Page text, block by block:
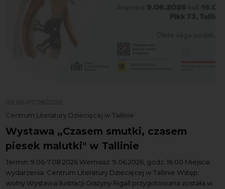
09.06-07.08/2026
Centrum Literatury Dziecięcej w Tallinie
Wystawa „Czasem smutki, czasem
piesek malutki" w Tallinie
Termin: 9.06-7.08.2026 Wernisaż: 9.06.2026, godz. 16.00 Miejsce
wydarzenia: Centrum Literatury Dziecięcej w Tallinie Wstęp:
wolny Wystawa ilustracji Grażyny Rigall przygotowana została w